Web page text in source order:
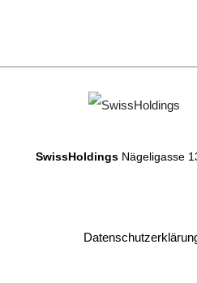
SwissHoldings Nägeligasse